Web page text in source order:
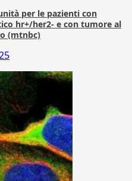
per le pazienti con
hr+/her2- e con tumore al
(mtnbc)